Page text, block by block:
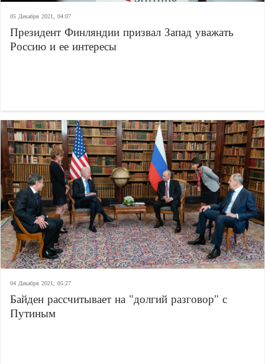
05 Декабря 2021, 04:07
Президент Финляндии призвал Запад уважать
Россию и ее интересы
04 Декабря 2021, 05:27
Байден рассчитывает на "долгий разговор" с
Путиным